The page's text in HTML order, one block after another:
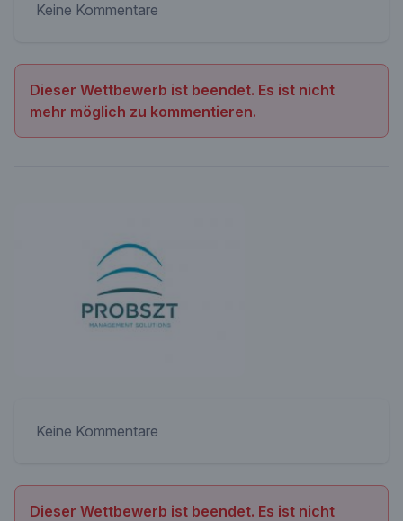
Keine Kommentare
Dieser Wettbewerb ist beendet. Es ist nicht
mehr möglich zu kommentieren.
Keine Kommentare
Dieser Wettbewerb ist beendet. Es ist nicht